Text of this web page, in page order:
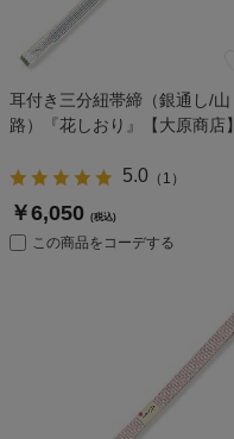
耳付き三分紐帯締（銀通し/山
路）『花しおり』【大原商店】
5.0（ 1 ）
￥6,050 (税込)
この商品をコーデする